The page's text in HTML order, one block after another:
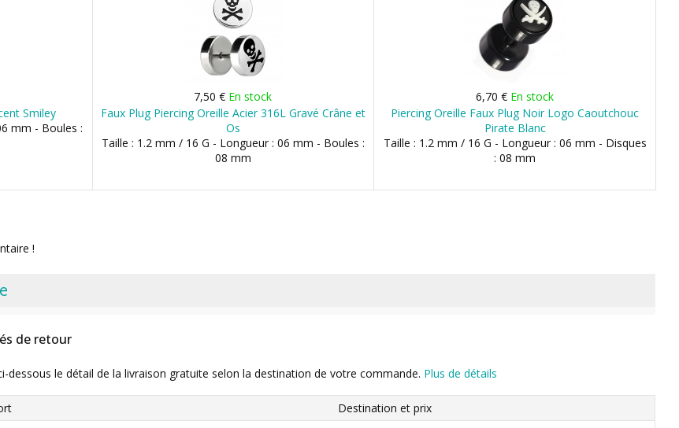
Smiley
mm - Boules :
7,50 € En stock
Faux Plug Piercing Oreille Acier 316L Gravé Crâne et
Os
Taille : 1.2 mm / 16 G - Longueur : 06 mm - Boules :
08 mm
6,70 € En stock
Piercing Oreille Faux Plug Noir Logo Caoutchouc
Pirate Blanc
Taille : 1.2 mm / 16 G - Longueur : 06 mm - Disques
: 08 mm
!
de retour
dessous le détail de la livraison gratuite selon la destination de votre commande. Plus de détails
Destination et prix